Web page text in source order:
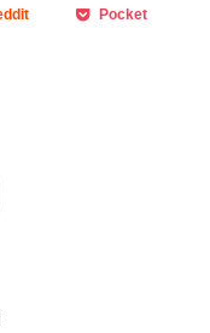
Pocket